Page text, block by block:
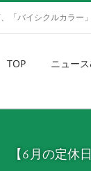
「バイシクルカラー」
TOP ニュー
【6月の定